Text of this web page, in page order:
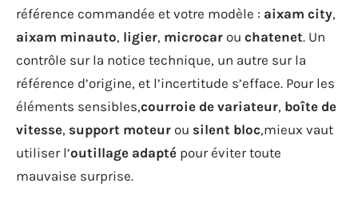
référence commandée et votre modèle : aixam city,
aixam minauto, ligier, microcar ou chatenet. Un
contrôle sur la notice technique, un autre sur la
référence d’origine, et l’incertitude s’efface. Pour les
éléments sensibles,courroie de variateur, boîte de
vitesse, support moteur ou silent bloc,mieux vaut
utiliser l’outillage adapté pour éviter toute
mauvaise surprise.